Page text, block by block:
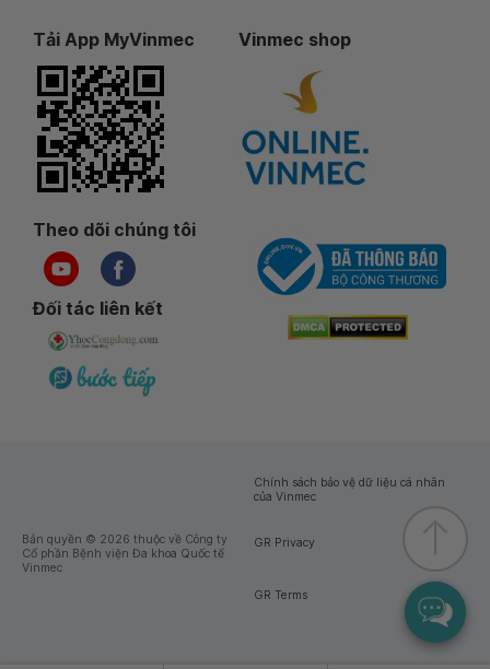
Tải App MyVinmec Vinmec shop
Theo dõi chúng tôi
Đối tác liên kết
Bản quyền © 2026 thuộc về Công ty
Cổ phần Bệnh viện Đa khoa Quốc tế
Vinmec
Chính sách bảo vệ dữ liệu cá nhân
của Vinmec
GR Privacy
GR Terms